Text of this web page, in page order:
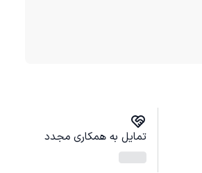
تمایل به همکاری مجدد